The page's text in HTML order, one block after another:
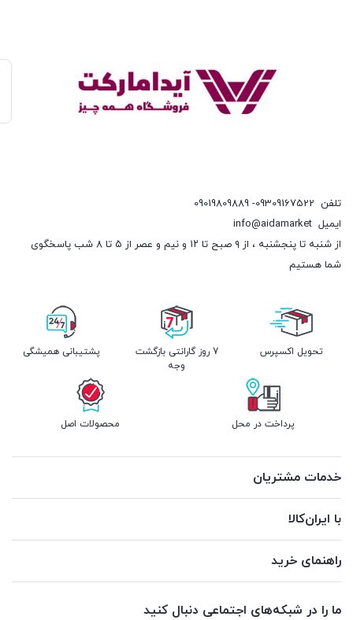
تلفن 09309167522- 09019809889
ایمیل info@aidamarket
از شنبه تا پنجشنبه ، از ۹ صبح تا ۱۲ و نیم و عصر از ۵ تا ۸ شب پاسخگوی
شما هستیم
تحویل اکسپرس
7 روز گارانتی بازگشت
وجه
پشتیبانی همیشگی
پرداخت در محل محصولات اصل
خدمات مشتریان
با ایران‌کالا
راهنمای خرید
ما را در شبکه‌های اجتماعی دنبال کنید